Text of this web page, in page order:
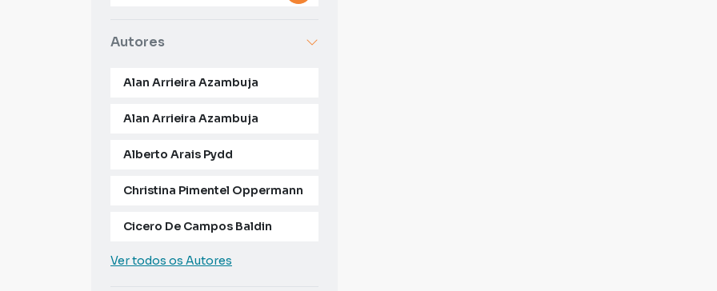
Autores
Alan Arrieira Azambuja
Alan Arrieira Azambuja
Alberto Arais Pydd
Christina Pimentel Oppermann
Cicero De Campos Baldin
Ver todos os Autores